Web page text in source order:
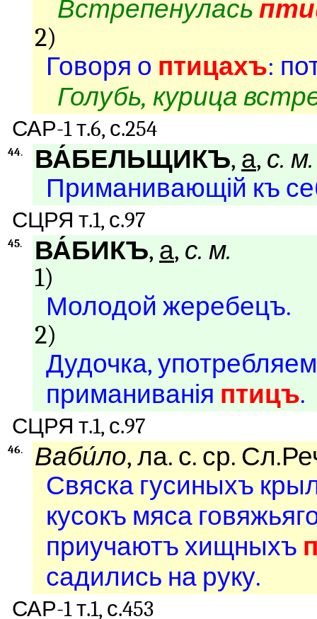
Встрепенулась
2)
Говоря о птицахъ:
Голубь, курица
САР-1 т.6, с.254
44. ВА́БЕЛЬЩИКЪ, а, с. м.
Приманивающій къ
СЦРЯ т.1, с.97
45. ВА́БИКЪ, а, с. м.
1)
Молодой жеребецъ.
2)
Дудочка,
приманиванія птицъ.
СЦРЯ т.1, с.97
46. Ваби́ло, ла. с. ср.
Свяска гусиныхъ
кусокъ мяса
приучаютъ хищныхъ
садились на руку.
САР-1 т.1, с.453